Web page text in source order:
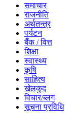
समाचार
राजनीति
अर्थतन्त्र
पर्यटन
बैँक / वित्त
शिक्षा
स्वास्थ्य
कृषि
साहित्य
खेलकुद
विचार/ब्लग
सूचना प्रविधि